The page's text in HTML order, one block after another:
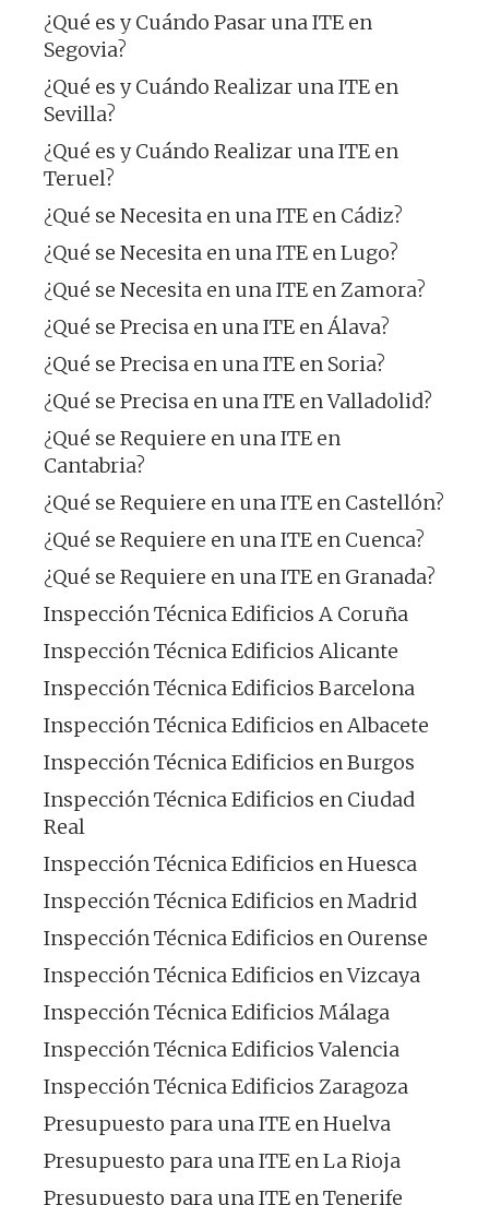
¿Qué es y Cuándo Pasar una ITE en
Segovia?
¿Qué es y Cuándo Realizar una ITE en
Sevilla?
¿Qué es y Cuándo Realizar una ITE en
Teruel?
¿Qué se Necesita en una ITE en Cádiz?
¿Qué se Necesita en una ITE en Lugo?
¿Qué se Necesita en una ITE en Zamora?
¿Qué se Precisa en una ITE en Álava?
¿Qué se Precisa en una ITE en Soria?
¿Qué se Precisa en una ITE en Valladolid?
¿Qué se Requiere en una ITE en
Cantabria?
¿Qué se Requiere en una ITE en Castellón?
¿Qué se Requiere en una ITE en Cuenca?
¿Qué se Requiere en una ITE en Granada?
Inspección Técnica Edificios A Coruña
Inspección Técnica Edificios Alicante
Inspección Técnica Edificios Barcelona
Inspección Técnica Edificios en Albacete
Inspección Técnica Edificios en Burgos
Inspección Técnica Edificios en Ciudad
Real
Inspección Técnica Edificios en Huesca
Inspección Técnica Edificios en Madrid
Inspección Técnica Edificios en Ourense
Inspección Técnica Edificios en Vizcaya
Inspección Técnica Edificios Málaga
Inspección Técnica Edificios Valencia
Inspección Técnica Edificios Zaragoza
Presupuesto para una ITE en Huelva
Presupuesto para una ITE en La Rioja
Presupuesto para una ITE en Tenerife